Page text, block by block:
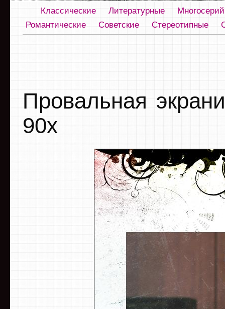
Классические Литературные
Романтические
Советские Стереотипные
Провальная
90х